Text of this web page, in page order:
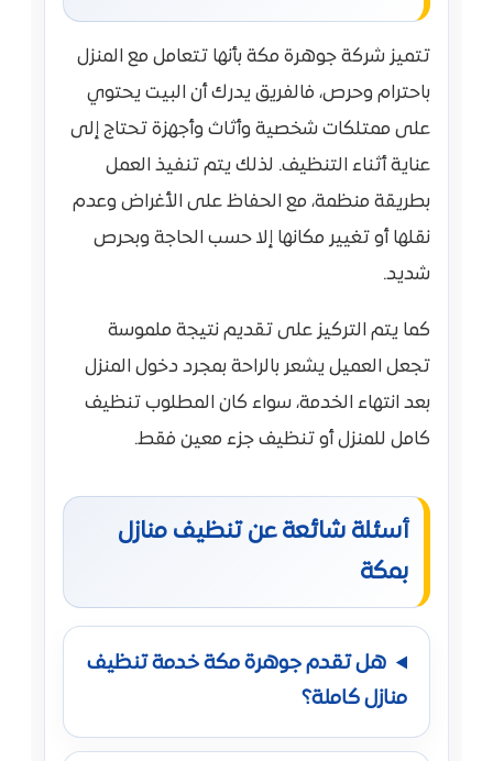
تتميز شركة جوهرة مكة بأنها تتعامل مع المنزل
باحترام وحرص، فالفريق يدرك أن البيت يحتوي
على ممتلكات شخصية وأثاث وأجهزة تحتاج إلى
عناية أثناء التنظيف. لذلك يتم تنفيذ العمل
بطريقة منظمة، مع الحفاظ على الأغراض وعدم
نقلها أو تغيير مكانها إلا حسب الحاجة وبحرص
شديد.
كما يتم التركيز على تقديم نتيجة ملموسة
تجعل العميل يشعر بالراحة بمجرد دخول المنزل
بعد انتهاء الخدمة، سواء كان المطلوب تنظيف
كامل للمنزل أو تنظيف جزء معين فقط.
أسئلة شائعة عن تنظيف منازل
بمكة
هل تقدم جوهرة مكة خدمة تنظيف
منازل كاملة؟